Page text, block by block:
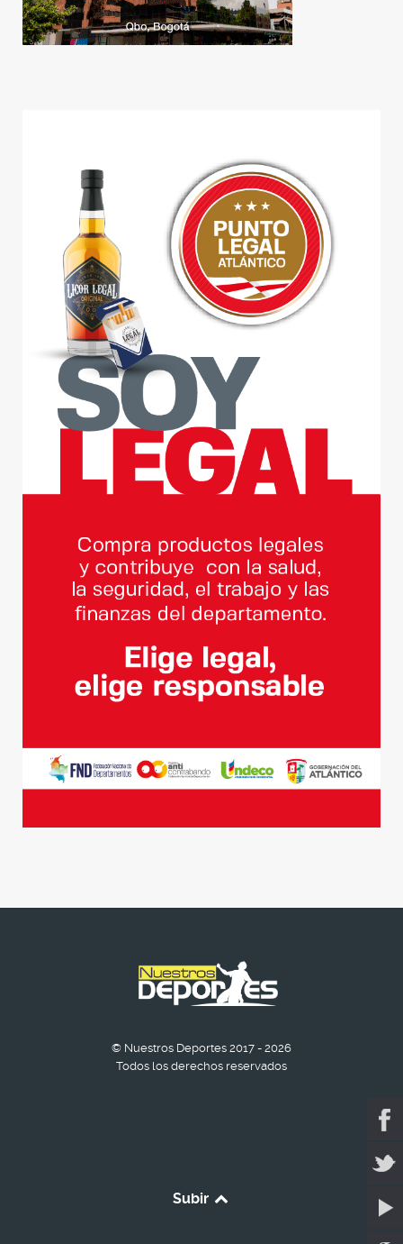
© Nuestros Deportes 2017 - 2026
Todos los derechos reservados
Subir